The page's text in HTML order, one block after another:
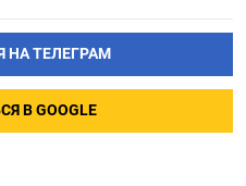
НА ТЕЛЕГРАМ
В GOOGLE